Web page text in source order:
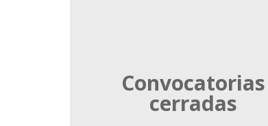
Convocatorias
cerradas